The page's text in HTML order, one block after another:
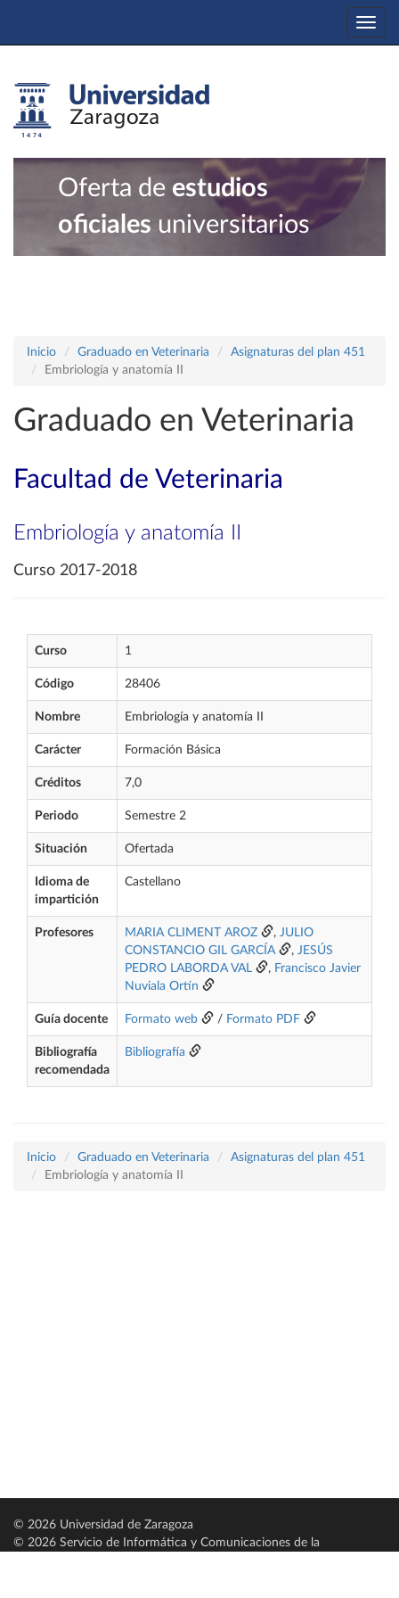
Oferta de estudios
oficiales universitarios
Inicio Graduado en Veterinaria
Asignaturas del plan 451
Embriología y anatomía II
Graduado en Veterinaria
Facultad de Veterinaria
Embriología y anatomía II
Curso 2017-2018
Curso 1
Código 28406
Nombre Embriología y anatomía II
Carácter Formación Básica
Créditos 7,0
Periodo Semestre 2
Situación Ofertada
Idioma de
impartición
Castellano
Profesores MARIA CLIMENT AROZ , JULIO
CONSTANCIO GIL GARCÍA
, JESÚS
PEDRO LABORDA VAL
, Francisco Javier
Nuviala Ortín
Guía docente Formato web / Formato PDF
Bibliografía
recomendada
Bibliografía
Inicio Graduado en Veterinaria
Asignaturas del plan 451
Embriología y anatomía II
© 2026 Universidad de Zaragoza
© 2026 Servicio de Informática y Comunicaciones de la